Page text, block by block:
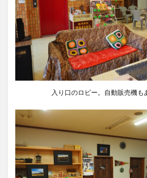
入り口のロビー。自動販売機も